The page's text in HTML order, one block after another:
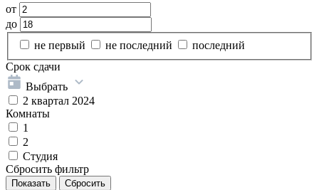
от
до
не первый
не последний
последний
Срок сдачи
Выбрать
2 квартал 2024
Комнаты
1
2
Студия
Сбросить фильтр